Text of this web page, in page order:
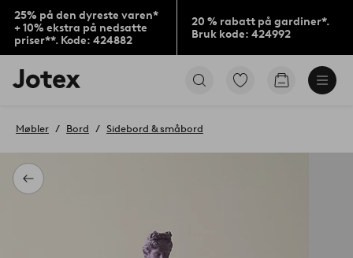
25% på den dyreste varen*
+ 10% ekstra på nedsatte
priser**. Kode: 424882
20 % rabatt på gardiner*.
Bruk kode: 424992
Jotex’
logo
til
Gå
Gå
Tilbake
Møbler Bord Sidebord & småbord